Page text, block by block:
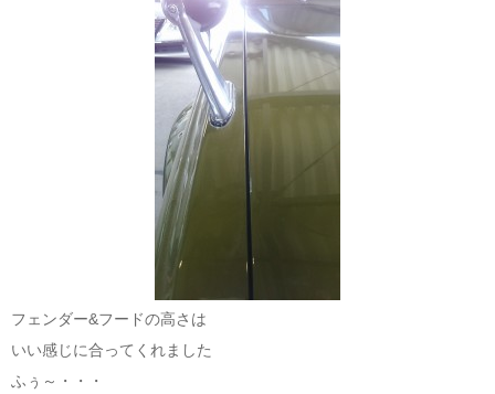
フェンダー&フードの高さは
いい感じに合ってくれました
ふぅ～・・・